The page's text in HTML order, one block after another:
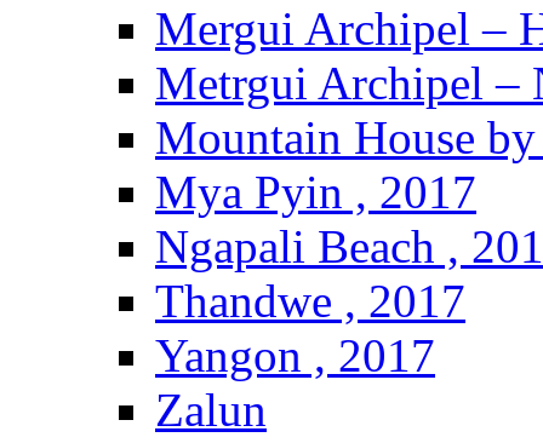
Mergui Archipel –
Metrgui Archipel –
Mountain House
Mya Pyin , 2017
Ngapali Beach ,
Thandwe , 2017
Yangon , 2017
Zalun